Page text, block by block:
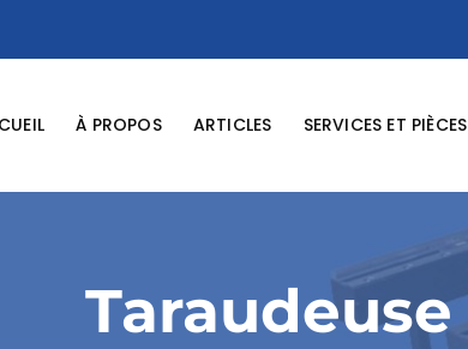
À PROPOS ARTICLES SERVICES ET PIÈCES
Taraudeuse